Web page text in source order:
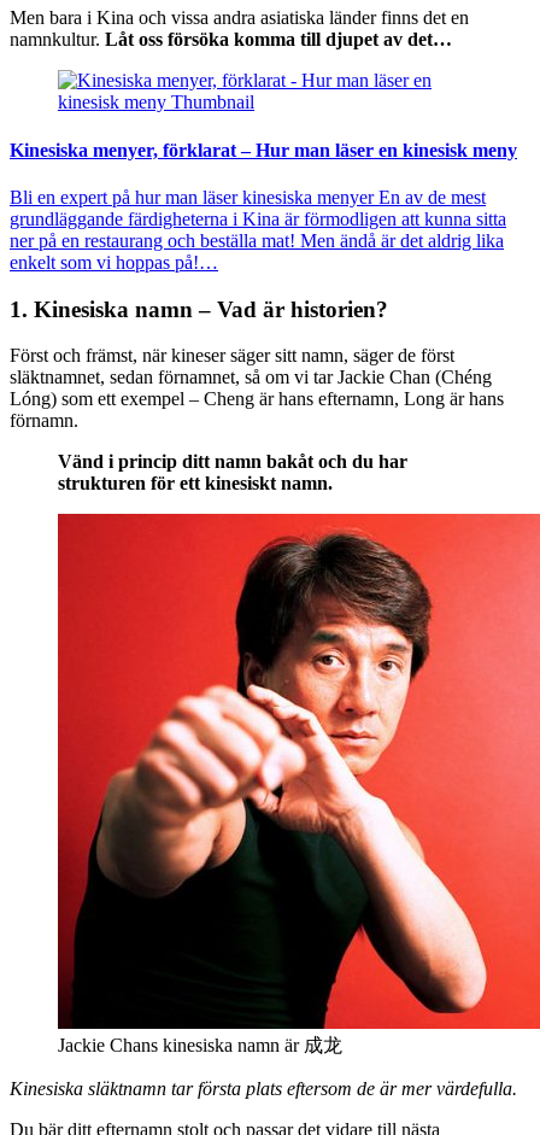
Men bara i Kina och vissa andra asiatiska länder finns det en
namnkultur. Låt oss försöka komma till djupet av det…
Kinesiska menyer, förklarat – Hur man läser en kinesisk meny
Bli en expert på hur man läser kinesiska menyer En av de mest
grundläggande färdigheterna i Kina är förmodligen att kunna sitta
ner på en restaurang och beställa mat! Men ändå är det aldrig lika
enkelt som vi hoppas på!…
1. Kinesiska namn – Vad är historien?
Först och främst, när kineser säger sitt namn, säger de först
släktnamnet, sedan förnamnet, så om vi tar Jackie Chan (Chéng
Lóng) som ett exempel – Cheng är hans efternamn, Long är hans
förnamn.
Vänd i princip ditt namn bakåt och du har
strukturen för ett kinesiskt namn.
Jackie Chans kinesiska namn är 成龙
Kinesiska släktnamn tar första plats eftersom de är mer värdefulla.
Du bär ditt efternamn stolt och passar det vidare till nästa